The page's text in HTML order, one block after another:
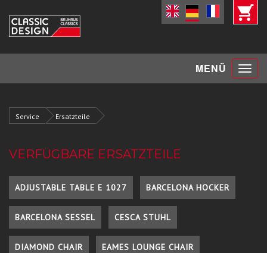
MENÜ Toggle
Service Ersatzteile
VERFÜGBARE ERSATZTEILE
ADJUSTABLE TABLE E 1027 BARCELONA HOCKER
BARCELONA SESSEL CESCA STUHL
DIAMOND CHAIR EAMES LOUNGE CHAIR